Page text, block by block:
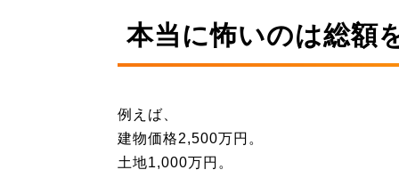
本当に怖いのは総額
例えば、
建物価格2,500万円。
土地1,000万円。